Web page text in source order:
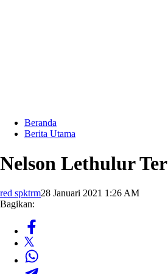
Beranda
Berita Utama
Nelson Lethulur
red spktrm28 Januari 2021 1:26 AM
Bagikan: